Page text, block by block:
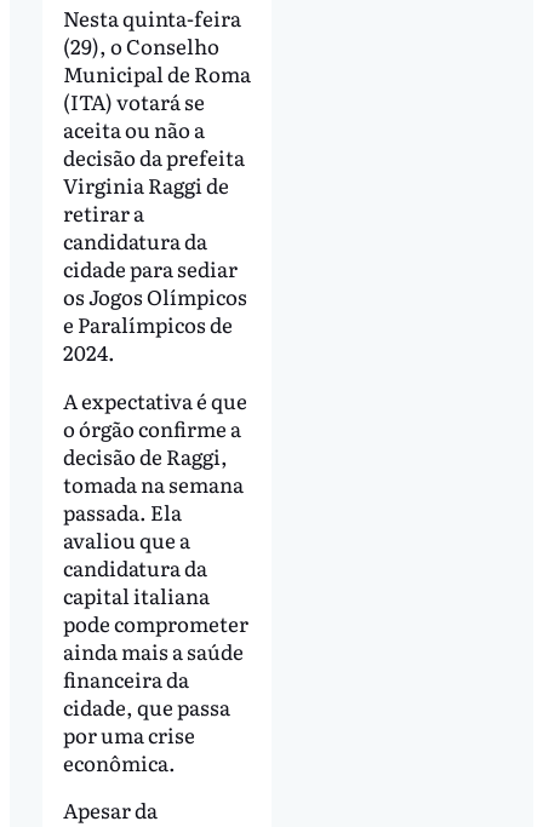
Nesta quinta-feira
(29), o Conselho
Municipal de Roma
(ITA) votará se
aceita ou não a
decisão da prefeita
Virginia Raggi de
retirar a
candidatura da
cidade para sediar
os Jogos Olímpicos
e Paralímpicos de
2024.
A expectativa é que
o órgão confirme a
decisão de Raggi,
tomada na semana
passada. Ela
avaliou que a
candidatura da
capital italiana
pode comprometer
ainda mais a saúde
financeira da
cidade, que passa
por uma crise
econômica.
Apesar da